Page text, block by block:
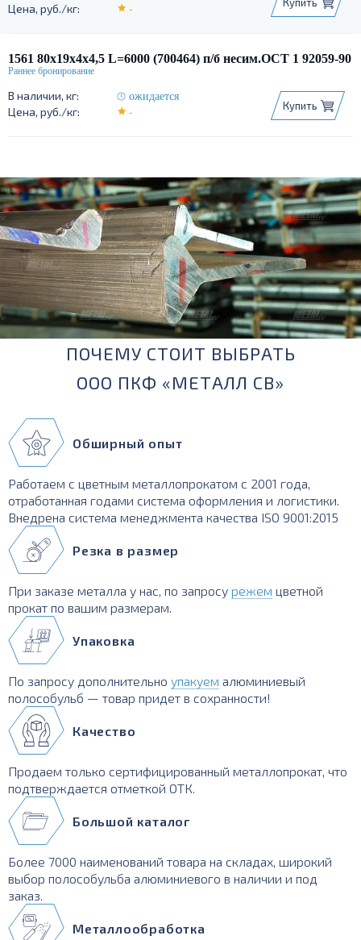
-
1561 80х19х4х4,5 L=6000 (700464) п/б несим.ОСТ 1 92059-90
ожидается
-
Купить
ПОЧЕМУ СТОИТ ВЫБРАТЬ
ООО ПКФ «МЕТАЛЛ СВ»
Обширный опыт
Работаем с цветным металлопрокатом с 2001 года,
отработанная годами система оформления и логистики.
Внедрена система менеджмента качества ISO 9001:2015
Резка в размер
При заказе металла у нас, по запросу режем цветной
прокат по вашим размерам.
Упаковка
По запросу дополнительно упакуем алюминиевый
полособульб — товар придет в сохранности!
Качество
Продаем только сертифицированный металлопрокат, что
подтверждается отметкой ОТК.
Большой каталог
Более 7000 наименований товара на складах, широкий
выбор полособульба алюминиевого в наличии и под
заказ.
Металлообработка